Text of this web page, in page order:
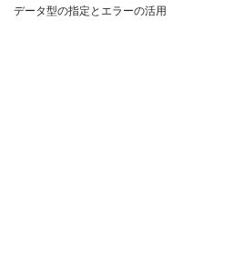
データ型の指定とエラーの活用